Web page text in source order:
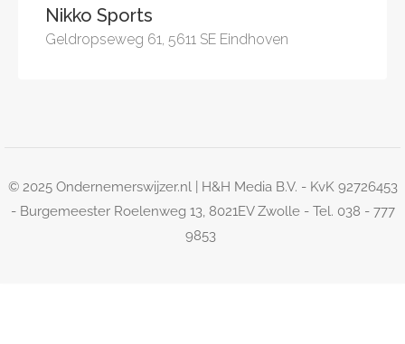
Nikko Sports
Geldropseweg 61, 5611 SE Eindhoven
© 2025 Ondernemerswijzer.nl | H&H Media B.V. - KvK 92726453
- Burgemeester Roelenweg 13, 8021EV Zwolle - Tel. 038 - 777
9853